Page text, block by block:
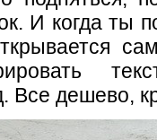
И когда ты
Все дешево,